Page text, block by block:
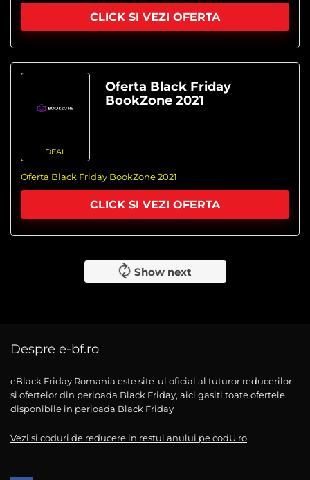
CLICK SI VEZI OFERTA
DEAL
Oferta Black Friday
BookZone 2021
Oferta Black Friday BookZone 2021
CLICK SI VEZI OFERTA
Show next
Despre e-bf.ro
eBlack Friday Romania este site-ul oficial al tuturor reducerilor
si ofertelor din perioada Black Friday, aici gasiti toate ofertele
disponibile in perioada Black Friday
Vezi si coduri de reducere in restul anului pe codU.ro